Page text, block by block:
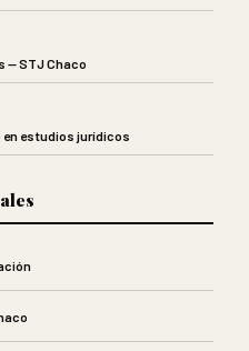
— STJ Chaco
en estudios jurídicos